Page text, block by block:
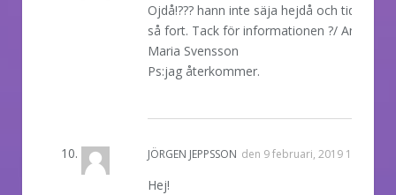
Ojdå!??? hann inte säja hejdå och tiden gick
så fort. Tack för informationen ?/ Anna-
Maria Svensson
Ps:jag återkommer.
JÖRGEN JEPPSSON den 9 februari, 2019 10:15
Hej!